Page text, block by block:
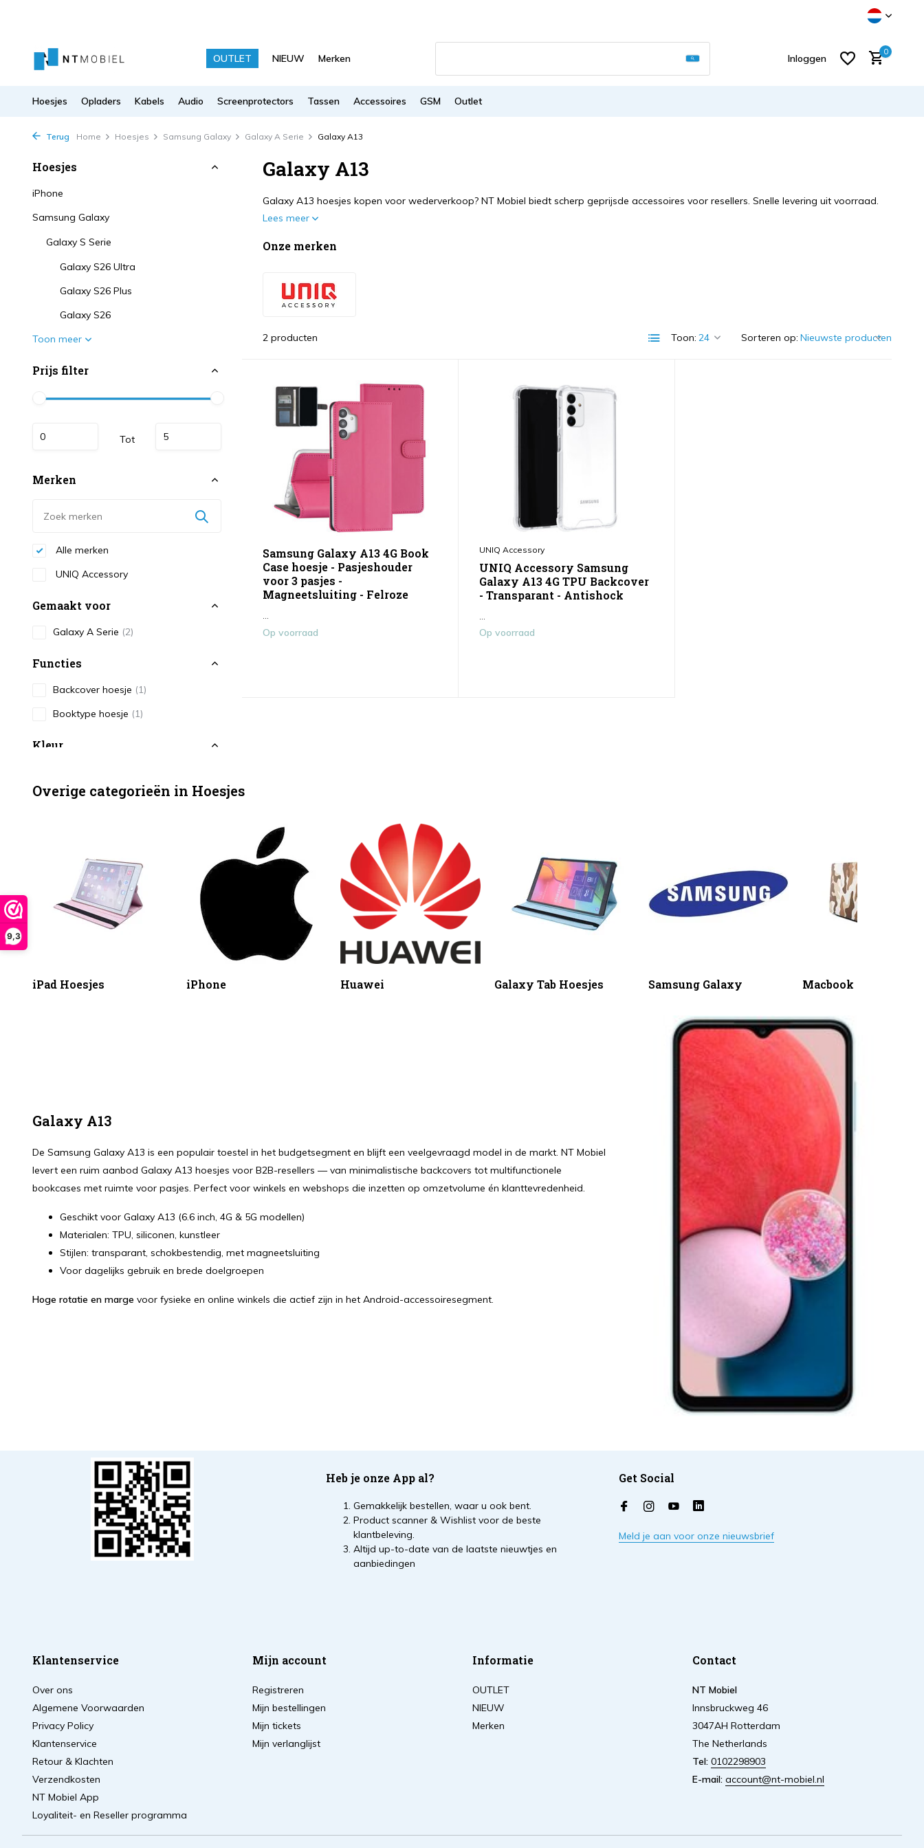
9,3
OUTLET NIEUW Merken
Gebruik de pijltjes op en neer om een
Inloggen
0
Hoesjes Opladers Kabels Audio Screenprotectors Tassen Accessoires GSM Outlet
Terug Home Hoesjes Samsung Galaxy Galaxy A Serie Galaxy A13
Hoesjes
iPhone
Samsung Galaxy
Galaxy S Serie
Galaxy S26 Ultra
Galaxy S26 Plus
Galaxy S26
Toon meer
Prijs filter
Tot
Merken
Alle merken
UNIQ Accessory
Gemaakt voor
Galaxy A Serie (2)
Functies
Backcover hoesje (1)
Booktype hoesje (1)
Kleur
Roze(1)
Smartphonehoesje
Galaxy A13
Galaxy A13 hoesjes kopen voor wederverkoop? NT Mobiel biedt scherp geprijsde accessoires voor resellers. Snelle levering uit voorraad.
Lees meer
Onze merken
2 producten Toon: Sorteren op:
Samsung Galaxy A13 4G Book
Case hoesje - Pasjeshouder
voor 3 pasjes -
Magneetsluiting - Felroze
...
Op voorraad
UNIQ Accessory
UNIQ Accessory Samsung
Galaxy A13 4G TPU Backcover
- Transparant - Antishock
...
Op voorraad
Overige categorieën in Hoesjes
iPad Hoesjes iPhone Huawei Galaxy Tab Hoesjes Samsung Galaxy Macbook
Galaxy A13
De Samsung Galaxy A13 is een populair toestel in het budgetsegment en blijft een veelgevraagd model in de markt. NT Mobiel
levert een ruim aanbod Galaxy A13 hoesjes voor B2B-resellers — van minimalistische backcovers tot multifunctionele
bookcases met ruimte voor pasjes. Perfect voor winkels en webshops die inzetten op omzetvolume én klanttevredenheid.
Geschikt voor Galaxy A13 (6.6 inch, 4G & 5G modellen)
Materialen: TPU, siliconen, kunstleer
Stijlen: transparant, schokbestendig, met magneetsluiting
Voor dagelijks gebruik en brede doelgroepen
Hoge rotatie en marge voor fysieke en online winkels die actief zijn in het Android-accessoiresegment.
Heb je onze App al?
Gemakkelijk bestellen, waar u ook bent.
Product scanner & Wishlist voor de beste
klantbeleving.
Altijd up-to-date van de laatste nieuwtjes en
aanbiedingen
Get Social
Meld je aan voor onze nieuwsbrief
Klantenservice
Over ons
Algemene Voorwaarden
Privacy Policy
Klantenservice
Retour & Klachten
Verzendkosten
NT Mobiel App
Loyaliteit- en Reseller programma
Mijn account
Registreren
Mijn bestellingen
Mijn tickets
Mijn verlanglijst
Informatie
OUTLET
NIEUW
Merken
Contact
NT Mobiel
Innsbruckweg 46
3047AH Rotterdam
The Netherlands
Tel: 0102298903
E-mail: account@nt-mobiel.nl